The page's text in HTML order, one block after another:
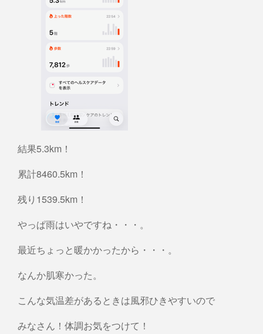
結果5.3km！
累計8460.5km！
残り1539.5km！
やっぱ雨はいやですね・・・。
最近ちょっと暖かかったから・・・。
なんか肌寒かった。
こんな気温差があるときは風邪ひきやすいので
みなさん！体調お気をつけて！